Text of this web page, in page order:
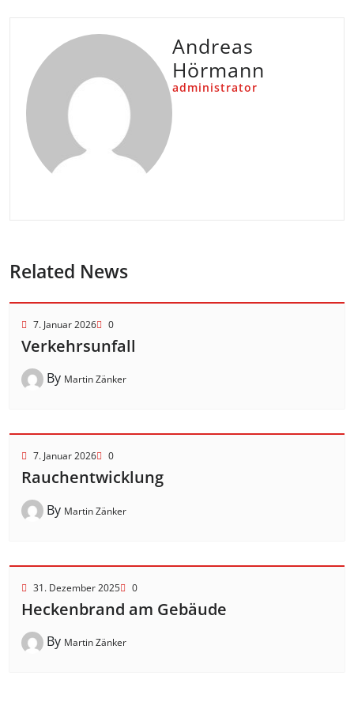
Andreas
Hörmann
administrator
Related News
7. Januar 2026 0
Verkehrsunfall
By Martin Zänker
7. Januar 2026 0
Rauchentwicklung
By Martin Zänker
31. Dezember 2025 0
Heckenbrand am Gebäude
By Martin Zänker